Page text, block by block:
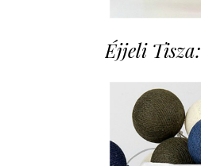
Éjjeli Tisza: